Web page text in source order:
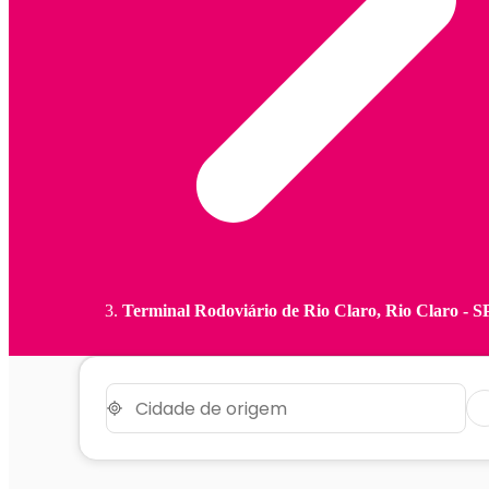
Terminal Rodoviário de Rio Claro, Rio Claro -